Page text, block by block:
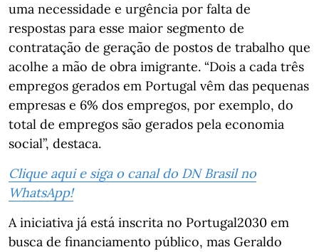
uma necessidade e urgência por falta de
respostas para esse maior segmento de
contratação de geração de postos de trabalho que
acolhe a mão de obra imigrante. “Dois a cada três
empregos gerados em Portugal vêm das pequenas
empresas e 6% dos empregos, por exemplo, do
total de empregos são gerados pela economia
social”, destaca.
Clique aqui e siga o canal do DN Brasil no
WhatsApp!
A iniciativa já está inscrita no Portugal2030 em
busca de financiamento público, mas Geraldo